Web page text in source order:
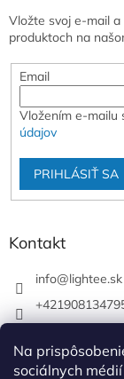
Na
sociálnych
Vložte svoj e-mail
produktoch na
Email
Vložením e-mailu
údajov
PRIHLÁSIŤ SA
Kontakt
info@lightee.sk
lightee.sk